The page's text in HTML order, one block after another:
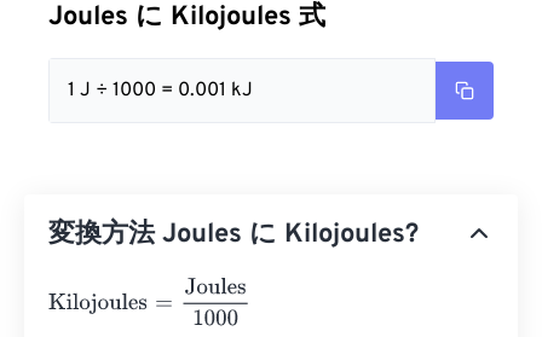
Joules に Kilojoules 式
1 J ÷ 1000 = 0.001 kJ
変換方法 Joules に Kilojoules?
Kilojoules Joules1000